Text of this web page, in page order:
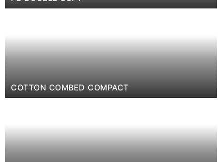
COTTON COMBED COMPACT